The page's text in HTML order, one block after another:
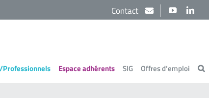
YouTube
Contact
Espace adhérents SIG Offres d’emploi